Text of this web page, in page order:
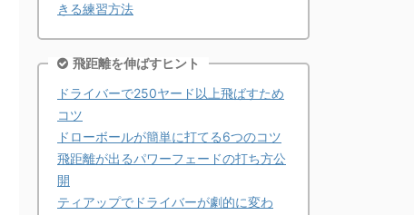
きる練習方法
飛距離を伸ばすヒント
ドライバーで250ヤード以上飛ばすため
コツ
ドローボールが簡単に打てる6つのコツ
飛距離が出るパワーフェードの打ち方公
開
ティアップでドライバーが劇的に変わ